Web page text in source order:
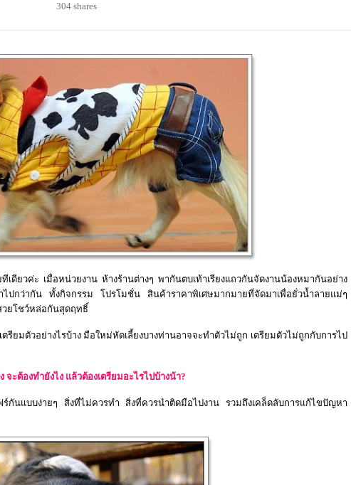
304 shares
ยวค่ะ เมื่อหน่วยงาน ห้างร้านต่างๆ พากันตบเท้าเรียงแถวกันจัดงานน้องหมากันอย่าง
ปกว่ากัน ทั้งกิจกรรม โปรโมชั่น สินค้าราคาพิเศษมากมายที่จัดมาเพื่อยั่วน้ำลายแม่ๆ
วยโชว์หล่อกันสุดฤทธิ์
รียมตัวอย่างไรบ้าง มือใหม่หัดเลี้ยงบางท่านอาจจะทำตัวไม่ถูก เตรียมตัวไม่ถูกกับการไป
ะต้องทำยังไง แล้วต้องเตรียมอะไรไปบ้างน้า?
นแบบง่ายๆ สิ่งที่ไม่ควรทำ สิ่งที่ควรนำติดมือไปงาน รวมถึงเคล็ดลับการแก้ไขปัญหา